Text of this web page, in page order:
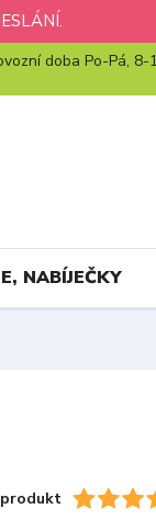
doba Po-Pá, 8-
NABÍJEČKY